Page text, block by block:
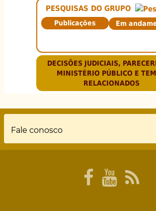
PESQUISAS DO GRUPO
Publicações Em
DECISÕES JUDICIAIS,
MINISTÉRIO PÚBLICO E
RELACIONADOS
Rodapé
Fale conosco